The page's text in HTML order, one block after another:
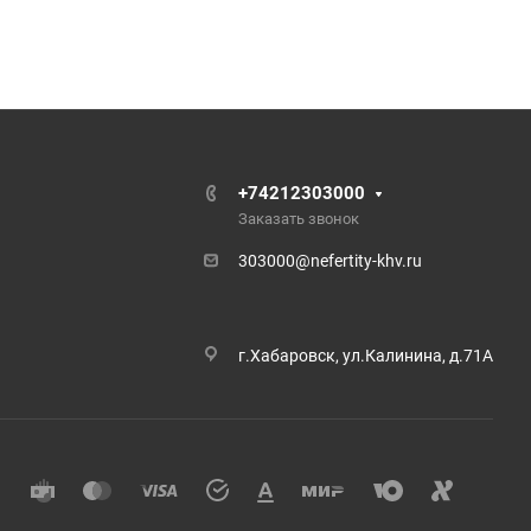
+74212303000
Заказать звонок
303000@nefertity-khv.ru
г.Хабаровск, ул.Калинина, д.71А